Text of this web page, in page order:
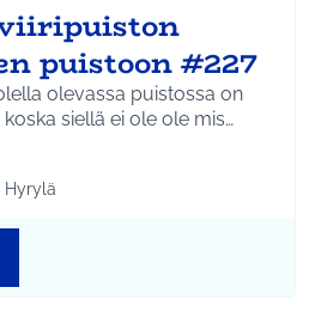
puistoon #227
olevassa puistossa on
siellä ei ole ole mis…
mukaan: Kehittämisverkosto - Hyrylä
Hyrylä